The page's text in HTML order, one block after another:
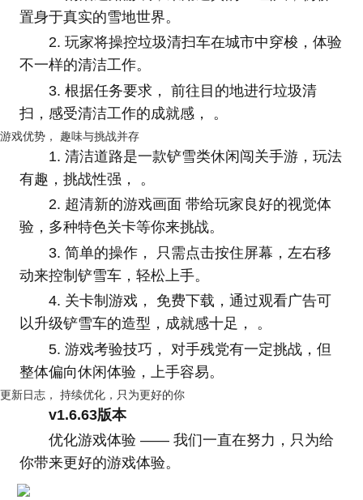
置身于真实的雪地世界。
2. 玩家将操控垃圾清扫车在城市中穿梭，体验
不一样的清洁工作。
3. 根据任务要求， 前往目的地进行垃圾清
扫，感受清洁工作的成就感， 。
游戏优势， 趣味与挑战并存
1. 清洁道路是一款铲雪类休闲闯关手游，玩法
有趣，挑战性强， 。
2. 超清新的游戏画面 带给玩家良好的视觉体
验，多种特色关卡等你来挑战。
3. 简单的操作， 只需点击按住屏幕，左右移
动来控制铲雪车，轻松上手。
4. 关卡制游戏， 免费下载，通过观看广告可
以升级铲雪车的造型，成就感十足， 。
5. 游戏考验技巧， 对手残党有一定挑战，但
整体偏向休闲体验，上手容易。
更新日志， 持续优化，只为更好的你
v1.6.63版本
优化游戏体验 —— 我们一直在努力，只为给
你带来更好的游戏体验。